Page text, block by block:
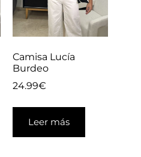
Camisa Lucía
Burdeo
24.99€
Leer más